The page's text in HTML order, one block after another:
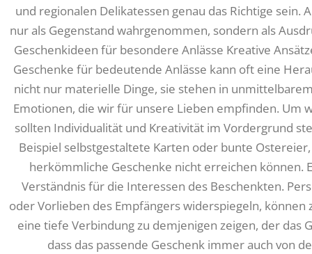
und regionalen Delikatessen genau das Richtige sein.
nur als Gegenstand wahrgenommen, sondern als
Geschenkideen für besondere Anlässe Kreative
Geschenke für bedeutende Anlässe kann oft eine
nicht nur materielle Dinge, sie stehen in
Emotionen, die wir für unsere Lieben empfinden. Um
sollten Individualität und Kreativität im Vordergrund
Beispiel selbstgestaltete Karten oder bunte
herkömmliche Geschenke nicht erreichen können.
Verständnis für die Interessen des Beschenkten.
oder Vorlieben des Empfängers widerspiegeln,
eine tiefe Verbindung zu demjenigen zeigen, der das
dass das passende Geschenk immer auch von